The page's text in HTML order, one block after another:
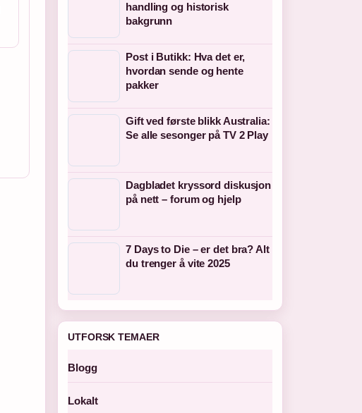
handling og historisk
bakgrunn
Post i Butikk: Hva det er,
hvordan sende og hente
pakker
Gift ved første blikk Australia:
Se alle sesonger på TV 2 Play
Dagbladet kryssord diskusjon
på nett – forum og hjelp
7 Days to Die – er det bra? Alt
du trenger å vite 2025
UTFORSK TEMAER
Blogg
Lokalt